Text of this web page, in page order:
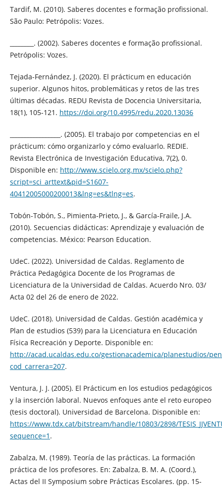
Tardif, M. (2010). Saberes docentes e formação profissional.
São Paulo: Petrópolis: Vozes.
________. (2002). Saberes docentes e formação profissional.
Petrópolis: Vozes.
Tejada-Fernández, J. (2020). El prácticum en educación
superior. Algunos hitos, problemáticas y retos de las tres
últimas décadas. REDU Revista de Docencia Universitaria,
18(1), 105-121. https://doi.org/10.4995/redu.2020.13036
_________________. (2005). El trabajo por competencias en el
prácticum: cómo organizarlo y cómo evaluarlo. REDIE.
Revista Electrónica de Investigación Educativa, 7(2), 0.
Disponible en: http://www.scielo.org.mx/scielo.php?
script=sci_arttext&pid=S1607-
40412005000200013&lng=es&tlng=es.
Tobón-Tobón, S., Pimienta-Prieto, J., & García-Fraile, J.A.
(2010). Secuencias didácticas: Aprendizaje y evaluación de
competencias. México: Pearson Education.
UdeC. (2022). Universidad de Caldas. Reglamento de
Práctica Pedagógica Docente de los Programas de
Licenciatura de la Universidad de Caldas. Acuerdo Nro. 03/
Acta 02 del 26 de enero de 2022.
UdeC. (2018). Universidad de Caldas. Gestión académica y
Plan de estudios (539) para la Licenciatura en Educación
Física Recreación y Deporte. Disponible en:
http://acad.ucaldas.edu.co/gestionacademica/planestudios/
cod_carrera=207.
Ventura, J. J. (2005). El Prácticum en los estudios pedagógicos
y la inserción laboral. Nuevos enfoques ante el reto europeo
(tesis doctoral). Universidad de Barcelona. Disponible en:
https://www.tdx.cat/bitstream/handle/10803/2898/
sequence=1 .
Zabalza, M. (1989). Teoría de las prácticas. La formación
práctica de los profesores. En: Zabalza, B. M. A. (Coord.),
Actas del II Symposium sobre Prácticas Escolares. (pp. 15-